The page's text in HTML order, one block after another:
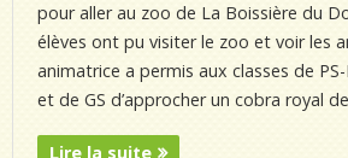
pour aller au zoo de La Boissière du
élèves ont pu visiter le zoo et voir les
animatrice a permis aux classes de PS-
et de GS d’approcher un cobra royal
Lire la suite